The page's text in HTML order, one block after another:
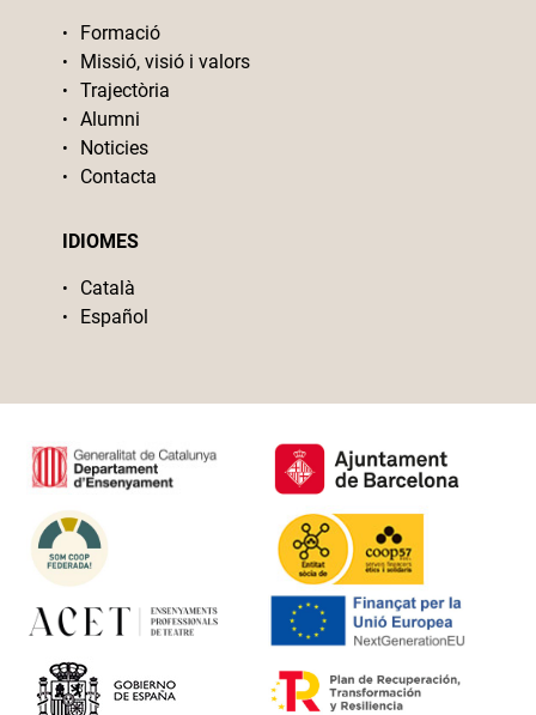
Formació
Missió, visió i valors
Trajectòria
Alumni
Noticies
Contacta
IDIOMES
Català
Español